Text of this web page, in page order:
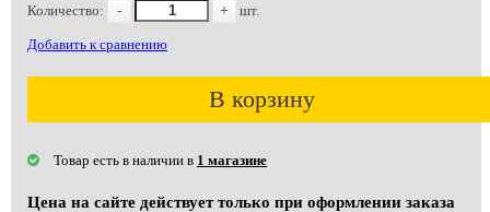
Количество: - + шт.
Добавить к сравнению
В корзину
Товар есть в наличии в 1 магазине
Цена на сайте действует только при оформлении заказа